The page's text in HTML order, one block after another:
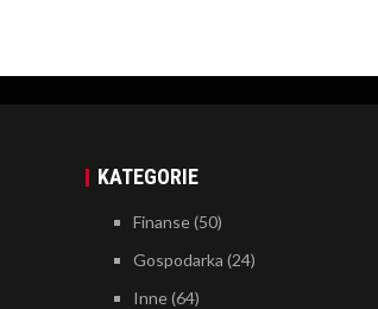
KATEGORIE
Finanse(50)
Gospodarka (24)
Inne(64)